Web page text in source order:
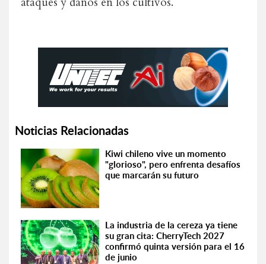
Noticias Relacionadas
Kiwi chileno vive un momento
"glorioso", pero enfrenta desafíos
que marcarán su futuro
La industria de la cereza ya tiene
su gran cita: CherryTech 2027
confirmó quinta versión para el 16
de junio